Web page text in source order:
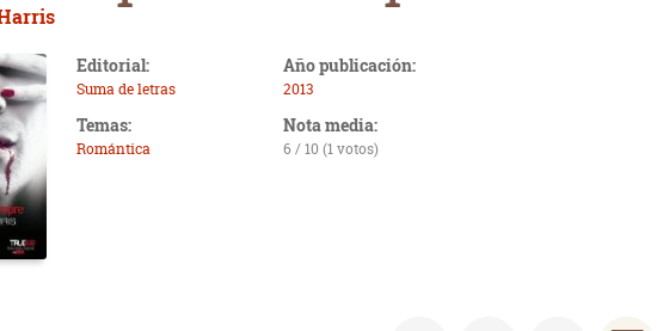
Editorial:
Suma de letras
Año publicación:
2013
Temas:
Romántica
Nota media:
6 / 10 (1 votos)